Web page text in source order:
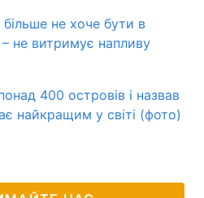
не хоче бути в
не витримує напливу
400 островів і назвав
найкращим у світі (фото)